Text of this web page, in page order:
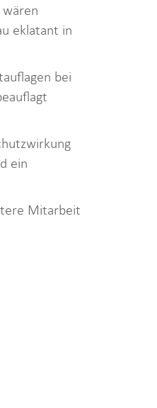
eklatant in
bei
ein
Mitarbeit